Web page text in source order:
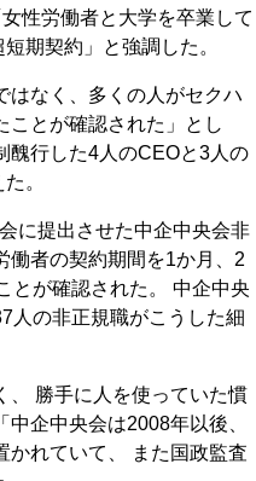
性労働者と大学を卒業して
期契約」と強調した。
はなく、多くの人がセクハ
ことが確認された」とし
醜行した4人のCEOと3人の
。
に提出させた中企中央会非
働者の契約期間を1か月、2
とが確認された。 中企中央
人の非正規職がこうした細
、 勝手に人を使っていた慣
企中央会は2008年以後、
かれていて、 また国政監査